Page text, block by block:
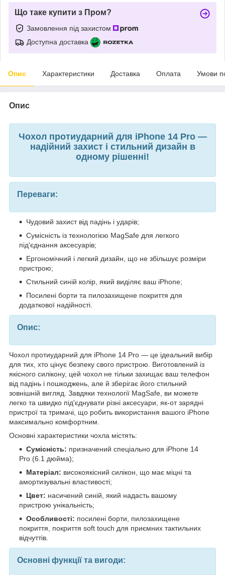
Що таке купити з Пром?
Замовлення під захистом
Доступна доставка
Опис Характеристики Доставка Оплата Умови
Опис
Чохол протиударний для iPhone 14 Pro —
надійний захист і стильний дизайн в
одному рішенні!
Переваги:
Чудовий захист від падінь і ударів;
Сумісність із технологією MagSafe для легкого
під'єднання аксесуарів;
Ергономічний і легкий дизайн, що не збільшує розміри
пристрою;
Стильний синій колір, який виділяє ваш iPhone;
Посилені борти та пилозахищене покриття для
додаткової надійності.
Опис:
Чохол протиударний для iPhone 14 Pro — це ідеальний вибір
для тих, хто цінує безпеку свого пристрою. Виготовлений із
якісного силікону, цей чохол не тільки захищає ваш телефон
від падінь і пошкоджень, але й зберігає його стильний
зовнішній вигляд. Завдяки технології MagSafe, ви можете
легко та швидко під'єднувати різні аксесуари, як-от зарядні
пристрої та тримачі, що робить використання вашого iPhone
максимально комфортним.
Основні характеристики чохла містять:
Сумісність: призначений спеціально для iPhone 14
Pro (6.1 дюйма);
Матеріал: високоякісний силікон, що має міцні та
амортизувальні властивості;
Цвет: насичений синій, який надасть вашому
пристрою унікальність;
Особливості: посилені борти, пилозахищене
покриття, покриття soft touch для приємних тактильних
відчуттів.
Основні функції та вигоди: